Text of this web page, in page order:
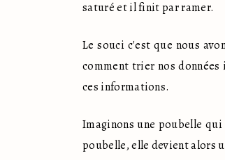
saturé et il finit par ramer.
Le souci c'est que nous
comment trier nos
ces informations.
Imaginons une poubelle
poubelle, elle devient alors